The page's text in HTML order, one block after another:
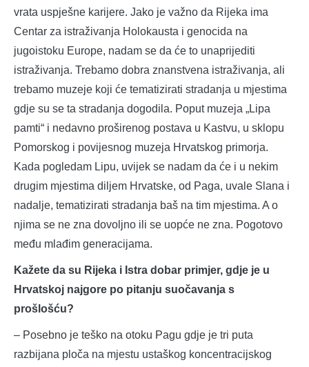
vrata uspješne karijere. Jako je važno da Rijeka ima
Centar za istraživanja Holokausta i genocida na
jugoistoku Europe, nadam se da će to unaprijediti
istraživanja. Trebamo dobra znanstvena istraživanja, ali
trebamo muzeje koji će tematizirati stradanja u mjestima
gdje su se ta stradanja dogodila. Poput muzeja „Lipa
pamti“ i nedavno proširenog postava u Kastvu, u sklopu
Pomorskog i povijesnog muzeja Hrvatskog primorja.
Kada pogledam Lipu, uvijek se nadam da će i u nekim
drugim mjestima diljem Hrvatske, od Paga, uvale Slana i
nadalje, tematizirati stradanja baš na tim mjestima. A o
njima se ne zna dovoljno ili se uopće ne zna. Pogotovo
među mlađim generacijama.
Kažete da su Rijeka i Istra dobar primjer, gdje je u
Hrvatskoj najgore po pitanju suočavanja s
prošlošću?
– Posebno je teško na otoku Pagu gdje je tri puta
razbijana ploča na mjestu ustaškog koncentracijskog